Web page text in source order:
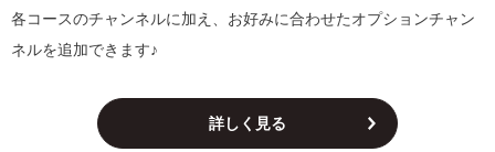
各コースのチャンネルに加え、お好みに合わせたオプションチャン
ネルを追加できます♪
詳しく見る